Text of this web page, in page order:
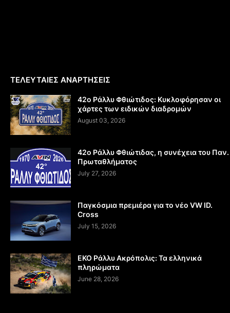
ΤΕΛΕΥΤΑΙΕΣ ΑΝΑΡΤΗΣΕΙΣ
42ο Ράλλυ Φθιώτιδος: Κυκλοφόρησαν οι
χάρτες των ειδικών διαδρομών
August 03, 2026
42ο Ράλλυ Φθιώτιδας, η συνέχεια του Παν.
Πρωταθλήματος
July 27, 2026
Παγκόσμια πρεμιέρα για το νέο VW ID.
Cross
July 15, 2026
EKO Ράλλυ Ακρόπολις: Τα ελληνικά
πληρώματα
June 28, 2026